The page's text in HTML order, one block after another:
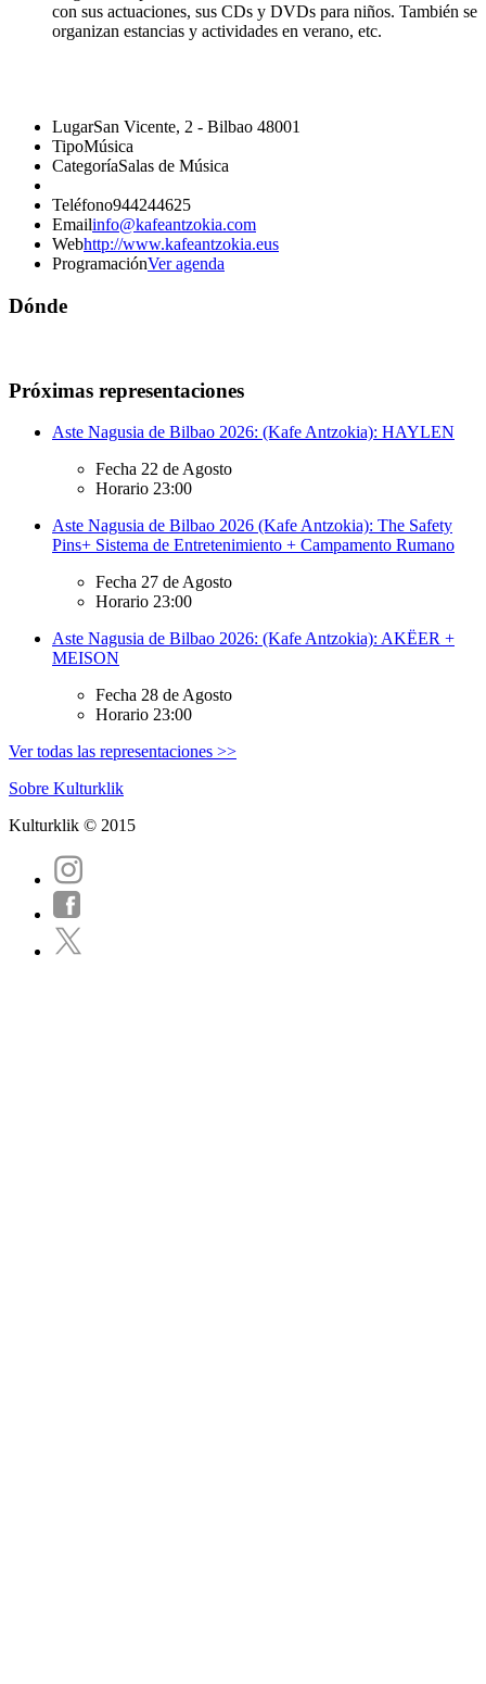
con sus actuaciones, sus CDs y DVDs para niños. También se
organizan estancias y actividades en verano, etc.
LugarSan Vicente, 2 - Bilbao 48001
TipoMúsica
CategoríaSalas de Música
Teléfono944244625
Emailinfo@kafeantzokia.com
Webhttp://www.kafeantzokia.eus
ProgramaciónVer agenda
Dónde
Próximas representaciones
Aste Nagusia de Bilbao 2026: (Kafe Antzokia): HAYLEN
Fecha 22 de Agosto
Horario 23:00
Aste Nagusia de Bilbao 2026 (Kafe Antzokia): The Safety
Pins+ Sistema de Entretenimiento + Campamento Rumano
Fecha 27 de Agosto
Horario 23:00
Aste Nagusia de Bilbao 2026: (Kafe Antzokia): AKËER +
MEISON
Fecha 28 de Agosto
Horario 23:00
Ver todas las representaciones >>
Sobre Kulturklik
Kulturklik © 2015